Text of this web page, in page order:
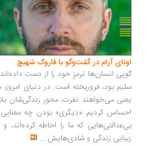
اونای آرام در گفت‌وگو با فاروک شهیچ‭
گویی انسان‌ها ترمزِ خود را از دست
سلیم بود، فروریخته است. در دنیای
یعنی می‌خواهند نفرت، محورِ زندگی‌شان
احساس کردیم «دیگری» بودن چه
بی‌عدالتی‌هایی که ما را احاطه
زیبایی زندگی و شادی‌هایش ...